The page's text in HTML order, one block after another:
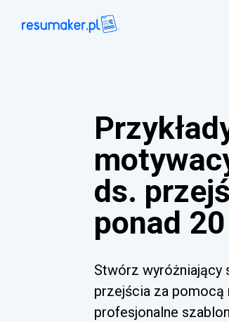
ds.
ponad
Stwórz wyróżniający
przejścia za pomocą
profesjonalne